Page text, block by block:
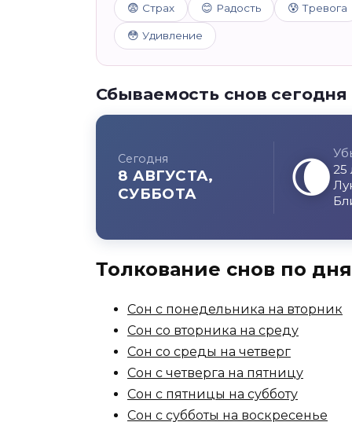
😨 Страх 😊 Радость 😰 Тревога
😳 Удивление
Сбываемость снов сегодня
Сегодня
8 АВГУСТА,
СУББОТА
🌘25
Толкование снов по
Сон с понедельника на вторник
Сон со вторника на среду
Сон со среды на четверг
Сон с четверга на пятницу
Сон с пятницы на субботу
Сон с субботы на воскресенье